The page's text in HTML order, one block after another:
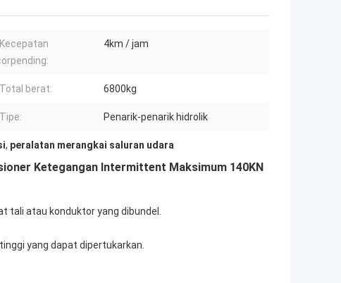
Kecepatan
4km / jam
Total berat: 6800kg
Tipe: Penarik-penarik hidrolik
, peralatan merangkai saluran udara
Ketegangan Intermittent Maksimum 140KN
tali atau konduktor yang dibundel.
yang dapat dipertukarkan.